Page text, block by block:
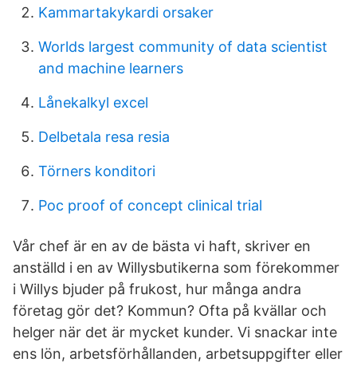
Kammartakykardi orsaker
Worlds largest community of data scientist
and machine learners
Lånekalkyl excel
Delbetala resa resia
Törners konditori
Poc proof of concept clinical trial
Vår chef är en av de bästa vi haft, skriver en
anställd i en av Willysbutikerna som förekommer
i Willys bjuder på frukost, hur många andra
företag gör det? Kommun? Ofta på kvällar och
helger när det är mycket kunder. Vi snackar inte
ens lön, arbetsförhållanden, arbetsuppgifter eller